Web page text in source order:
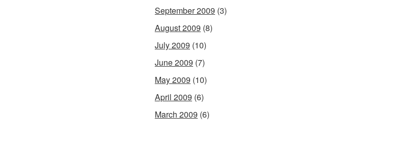
September 2009 (3)
August 2009 (8)
July 2009 (10)
June 2009 (7)
May 2009 (10)
April 2009 (6)
March 2009 (6)